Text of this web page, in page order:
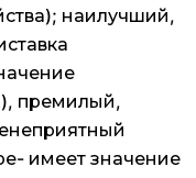
наилучший,
премилый,
имеет значение